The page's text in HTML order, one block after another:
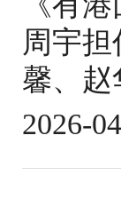
周宇
馨、赵
2026-